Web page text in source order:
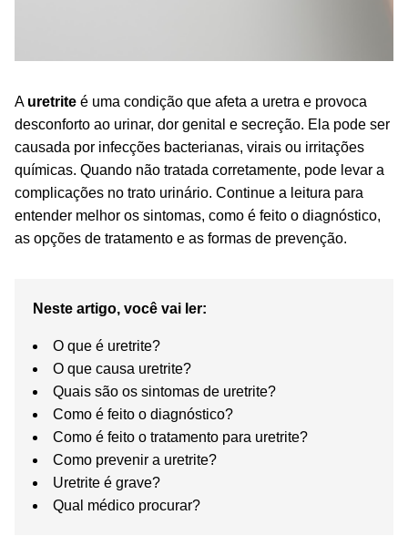
A uretrite é uma condição que afeta a uretra e provoca
desconforto ao urinar, dor genital e secreção. Ela pode ser
causada por infecções bacterianas, virais ou irritações
químicas. Quando não tratada corretamente, pode levar a
complicações no trato urinário. Continue a leitura para
entender melhor os sintomas, como é feito o diagnóstico,
as opções de tratamento e as formas de prevenção.
Neste artigo, você vai ler:
O que é uretrite?
O que causa uretrite?
Quais são os sintomas de uretrite?
Como é feito o diagnóstico?
Como é feito o tratamento para uretrite?
Como prevenir a uretrite?
Uretrite é grave?
Qual médico procurar?